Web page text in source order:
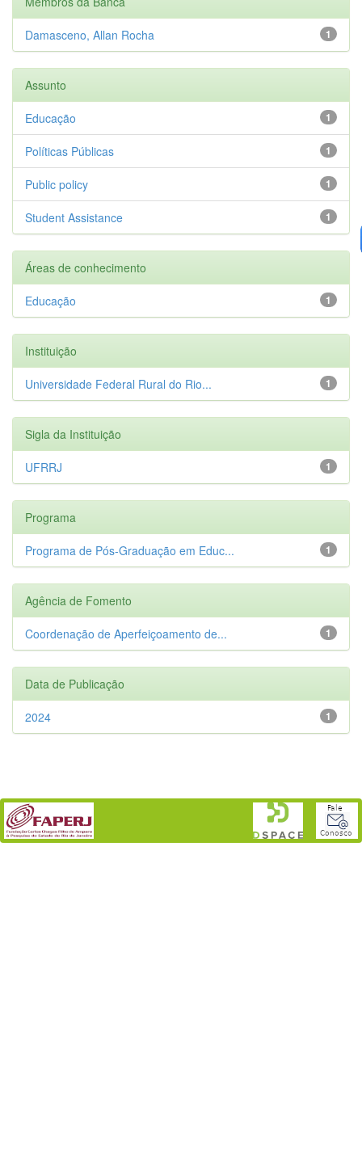
1
Damasceno, Allan Rocha
Assunto
1
Educação
1
Políticas Públicas
1
Public policy
1
Student Assistance
Áreas de conhecimento
1
Educação
Instituição
1
Universidade Federal Rural do Rio...
Sigla da Instituição
1
UFRRJ
Programa
1
Programa de Pós-Graduação em Educ...
Agência de Fomento
1
Coordenação de Aperfeiçoamento de...
Data de Publicação
1
2024